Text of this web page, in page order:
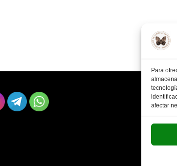
Para
afectar